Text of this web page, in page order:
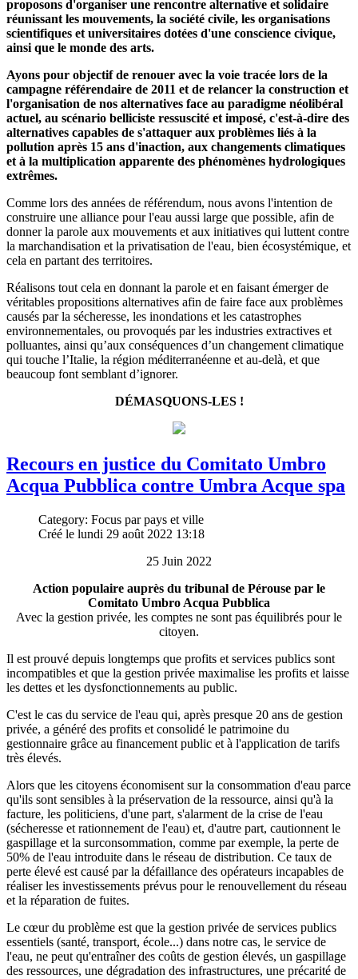
proposons d'organiser une rencontre alternative et solidaire
réunissant les mouvements, la société civile, les organisations
scientifiques et universitaires dotées d'une conscience civique,
ainsi que le monde des arts.
Ayons pour objectif de renouer avec la voie tracée lors de la
campagne référendaire de 2011 et de relancer la construction et
l'organisation de nos alternatives face au paradigme néolibéral
actuel, au scénario belliciste ressuscité et imposé, c'est-à-dire des
alternatives capables de s'attaquer aux problèmes liés à la
pollution après 15 ans d'inaction, aux changements climatiques
et à la multiplication apparente des phénomènes hydrologiques
extrêmes.
Comme lors des années de référendum, nous avons l'intention de
construire une alliance pour l'eau aussi large que possible, afin de
donner la parole aux mouvements et aux initiatives qui luttent contre
la marchandisation et la privatisation de l'eau, bien écosystémique, et
cela en partant des territoires.
Réalisons tout cela en donnant la parole et en faisant émerger de
véritables propositions alternatives afin de faire face aux problèmes
causés par la sécheresse, les inondations et les catastrophes
environnementales, ou provoqués par les industries extractives et
polluantes, ainsi qu’aux conséquences d’un changement climatique
qui touche l’Italie, la région méditerranéenne et au-delà, et que
beaucoup font semblant d’ignorer.
DÉMASQUONS-LES !
Recours en justice du Comitato Umbro
Acqua Pubblica contre Umbra Acque spa
Category: Focus par pays et ville
Créé le lundi 29 août 2022 13:18
25 Juin 2022
Action populaire auprès du tribunal de Pérouse par le
Comitato Umbro Acqua Pubblica
Avec la gestion privée, les comptes ne sont pas équilibrés pour le
citoyen.
Il est prouvé depuis longtemps que profits et services publics sont
incompatibles et que la gestion privée maximalise les profits et laisse
les dettes et les dysfonctionnements au public.
C'est le cas du service de l'eau qui, après presque 20 ans de gestion
privée, a généré des profits et consolidé le patrimoine du
gestionnaire grâce au financement public et à l'application de tarifs
très élevés.
Alors que les citoyens économisent sur la consommation d'eau parce
qu'ils sont sensibles à la préservation de la ressource, ainsi qu'à la
facture, les politiciens, d'une part, s'alarment de la crise de l'eau
(sécheresse et rationnement de l'eau) et, d'autre part, cautionnent le
gaspillage et la surconsommation, comme par exemple, la perte de
50% de l'eau introduite dans le réseau de distribution. Ce taux de
perte élevé est causé par la défaillance des opérateurs incapables de
réaliser les investissements prévus pour le renouvellement du réseau
et la réparation de fuites.
Le cœur du problème est que la gestion privée de services publics
essentiels (santé, transport, école...) dans notre cas, le service de
l'eau, ne peut qu'entraîner des coûts de gestion élevés, un gaspillage
des ressources, une dégradation des infrastructures, une précarité de